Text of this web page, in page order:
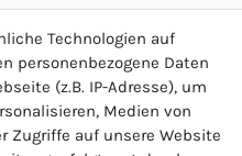
Technologien auf
personenbezogene Daten
(z.B. IP-Adresse), um
Medien von
Zugriffe auf unsere Website